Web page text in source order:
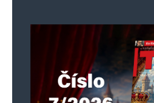
Informujte mě o nových příspěvcích e-
Alternative: